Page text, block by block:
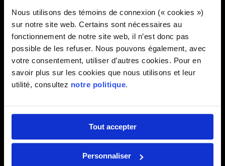
Nous utilisons des témoins de connexion (« cookies »)
sur notre site web. Certains sont nécessaires au
fonctionnement de notre site web, il n’est donc pas
possible de les refuser. Nous pouvons également, avec
votre consentement, utiliser d’autres cookies. Pour en
savoir plus sur les cookies que nous utilisons et leur
utilité, consultez notre politique.
Tout accepter
Personnaliser
d’améliorer l’accès aux informations en temps réel,
renforcer la transparence et de faciliter la collaboration
entre les équipes. Cette reconnaissance met en lumière la
passion continue de nos employés pour offrir une gestion
exemplaire de chaque projet que nous réalisons. D’ailleurs,
le projet s’est illustré en étant finaliste, dans la catégorie
Gestion de la construction, aux Innovation Awards de
Également, une modélisation complète du projet a été
réalisée avec l’aide de la technologie BIM (Building
Information Modeling ou modélisation des informations de